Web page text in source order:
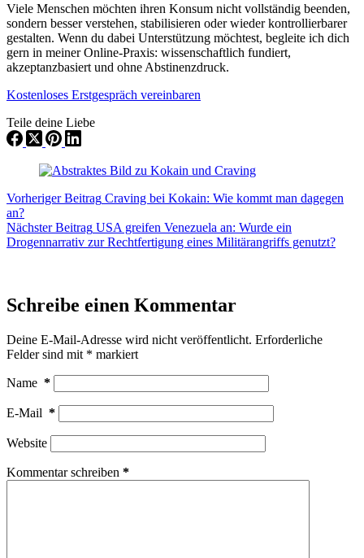
Viele Menschen möchten ihren Konsum nicht vollständig beenden,
sondern besser verstehen, stabilisieren oder wieder kontrollierbarer
gestalten. Wenn du dabei Unterstützung möchtest, begleite ich dich
gern in meiner Online-Praxis: wissenschaftlich fundiert,
akzeptanzbasiert und ohne Abstinenzdruck.
Kostenloses Erstgespräch vereinbaren
Teile deine Liebe
VorherigerBeitrag Craving bei Kokain: Wie kommt man dagegen
an?
NächsterBeitrag USA greifen Venezuela an: Wurde ein
Drogennarrativ zur Rechtfertigung eines Militärangriffs genutzt?
Schreibe einen Kommentar
Deine E-Mail-Adresse wird nicht veröffentlicht. Erforderliche
Felder sind mit * markiert
Name *
E-Mail *
Website
Kommentar schreiben *